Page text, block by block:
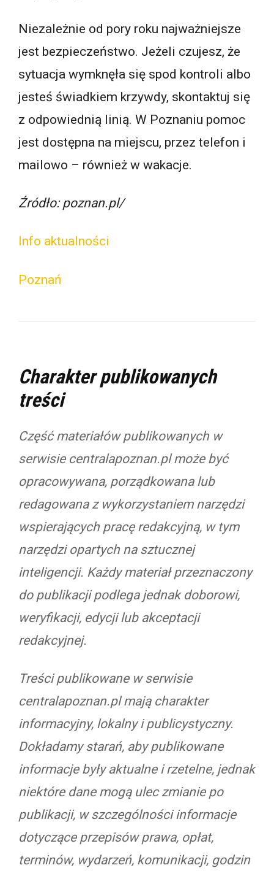
Niezależnie od pory roku najważniejsze
jest bezpieczeństwo. Jeżeli czujesz, że
sytuacja wymknęła się spod kontroli albo
jesteś świadkiem krzywdy, skontaktuj się
z odpowiednią linią. W Poznaniu pomoc
jest dostępna na miejscu, przez telefon i
mailowo – również w wakacje.
Źródło: poznan.pl/
Info aktualności
Poznań
Charakter publikowanych
treści
Część materiałów publikowanych w
serwisie centralapoznan.pl może być
opracowywana, porządkowana lub
redagowana z wykorzystaniem narzędzi
wspierających pracę redakcyjną, w tym
narzędzi opartych na sztucznej
inteligencji. Każdy materiał przeznaczony
do publikacji podlega jednak doborowi,
weryfikacji, edycji lub akceptacji
redakcyjnej.
Treści publikowane w serwisie
centralapoznan.pl mają charakter
informacyjny, lokalny i publicystyczny.
Dokładamy starań, aby publikowane
informacje były aktualne i rzetelne, jednak
niektóre dane mogą ulec zmianie po
publikacji, w szczególności informacje
dotyczące przepisów prawa, opłat,
terminów, wydarzeń, komunikacji, godzin